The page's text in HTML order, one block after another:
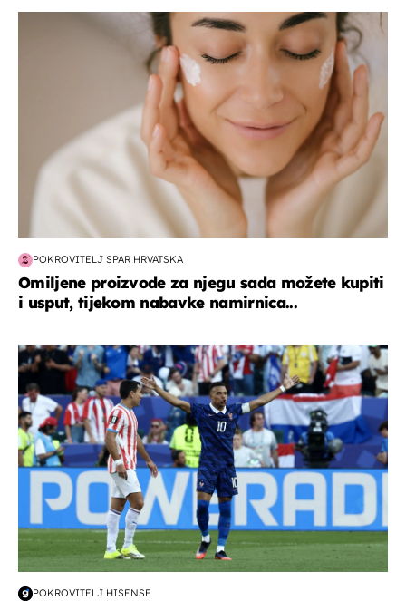
moda & ljepota
POKROVITELJ SPAR HRVATSKA
Omiljene proizvode za njegu sada možete kupiti
i usput, tijekom nabavke namirnica...
svjetsko prvenstvo 2026
POKROVITELJ HISENSE